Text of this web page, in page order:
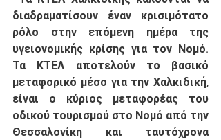
διαδραματίσουν έναν κρισιμότατο
ρόλο στην επόμενη ημέρα της
υγειονομικής κρίσης για τον Νομό.
Τα ΚΤΕΛ αποτελούν το βασικό
μεταφορικό μέσο για την Χαλκιδική,
είναι ο κύριος μεταφορέας του
οδικού τουρισμού στο Νομό από την
Θεσσαλονίκη και ταυτόχρονα